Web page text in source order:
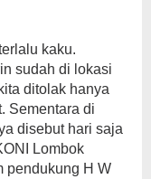
kaku.
sudah di lokasi
ditolak hanya
Sementara di
disebut hari saja
Lombok
pendukung H W